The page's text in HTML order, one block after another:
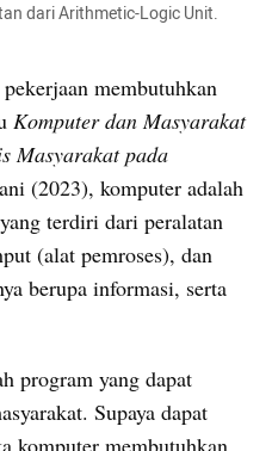
dari Arithmetic-Logic Unit.
membutuhkan
Komputer dan Masyarakat
Masyarakat pada
(2023), komputer adalah
terdiri dari peralatan
(alat pemroses), dan
berupa informasi, serta
program yang dapat
Supaya dapat